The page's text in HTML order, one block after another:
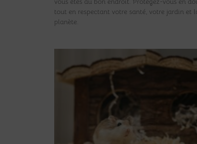
tout en respectant votre santé, votre jardin et
planète.